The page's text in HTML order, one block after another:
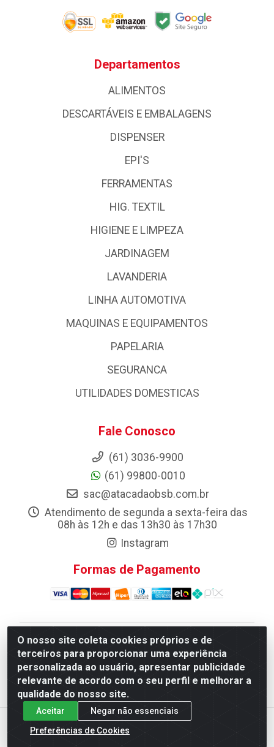
O nosso site coleta cookies próprios e de
terceiros para proporcionar uma experiência
personalizada ao usuário, apresentar publicidade
relevante de acordo com o seu perfil e melhorar a
qualidade do nosso site.
Aceitar
Negar não essenciais
Preferências de Cookies
Departamentos
ALIMENTOS
DESCARTÁVEIS E EMBALAGENS
DISPENSER
EPI'S
FERRAMENTAS
HIG. TEXTIL
HIGIENE E LIMPEZA
JARDINAGEM
LAVANDERIA
LINHA AUTOMOTIVA
MAQUINAS E EQUIPAMENTOS
PAPELARIA
SEGURANCA
UTILIDADES DOMESTICAS
Fale Conosco
(61) 3036-9900
(61) 99800-0010
sac@atacadaobsb.com.br
Atendimento de segunda a sexta-feira das
08h às 12h e das 13h30 às 17h30
Instagram
Formas de Pagamento
Atacadao da Limpeza F. Pereira Queiroz Comercio e
Distribuicao LTDA - Quadra Qi 10 Lotes 39 e, 41 - Setor
Industrial (Taguatinga), Brasília/DF - CEP 72.135-100 -
CNPJ 13.184.675/0001-80